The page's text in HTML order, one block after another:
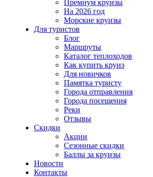
Премиум круизы
На 2026 год
Морские круизы
Для туристов
Блог
Маршруты
Каталог теплоходов
Как купить круиз
Для новичков
Памятка туристу
Города отправления
Города посещения
Реки
Отзывы
Скидки
Акции
Сезонные скидки
Баллы за круизы
Новости
Контакты